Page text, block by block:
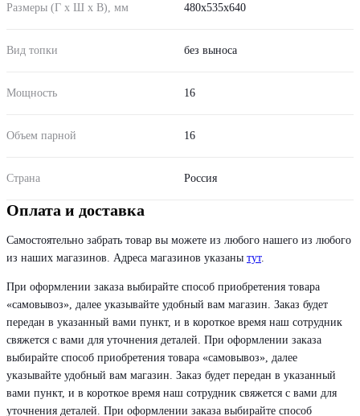
Размеры (Г х Ш х В), мм 480х535х640
Вид топки без выноса
Мощность 16
Объем парной 16
Страна Россия
Оплата и доставка
Самостоятельно забрать товар вы можете из любого нашего из любого
из наших магазинов. Адреса магазинов указаны тут.
При оформлении заказа выбирайте способ приобретения товара
«самовывоз», далее указывайте удобный вам магазин. Заказ будет
передан в указанный вами пункт, и в короткое время наш сотрудник
свяжется с вами для уточнения деталей. При оформлении заказа
выбирайте способ приобретения товара «самовывоз», далее
указывайте удобный вам магазин. Заказ будет передан в указанный
вами пункт, и в короткое время наш сотрудник свяжется с вами для
уточнения деталей. При оформлении заказа выбирайте способ